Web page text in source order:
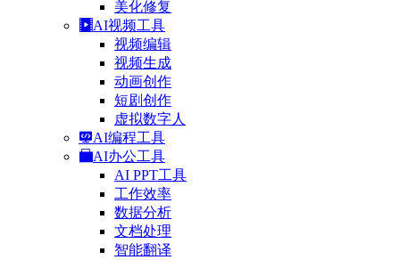
美化修复
AI视频工具
视频编辑
视频生成
动画创作
短剧创作
虚拟数字人
AI编程工具
AI办公工具
AI PPT工具
工作效率
数据分析
文档处理
智能翻译